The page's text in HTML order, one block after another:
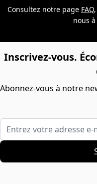
Consultez notre page FAQ,
nous à
Inscrivez-vous.
Abonnez-vous à notre
Entrez votre adresse e-mail